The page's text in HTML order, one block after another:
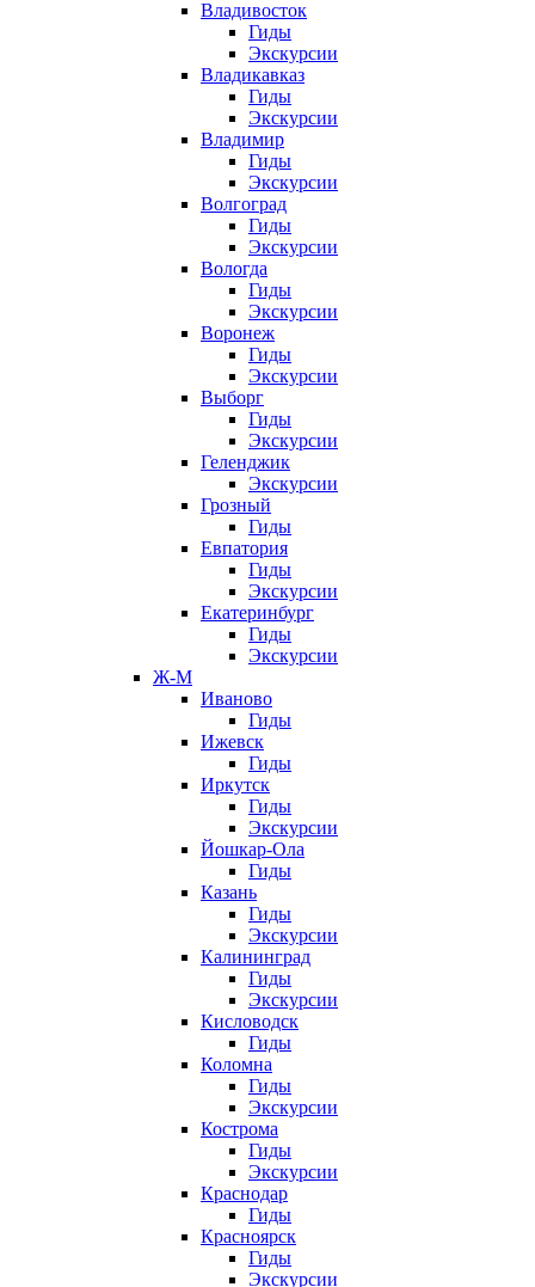
Владивосток
Гиды
Экскурсии
Владикавказ
Гиды
Экскурсии
Владимир
Гиды
Экскурсии
Волгоград
Гиды
Экскурсии
Вологда
Гиды
Экскурсии
Воронеж
Гиды
Экскурсии
Выборг
Гиды
Экскурсии
Геленджик
Экскурсии
Грозный
Гиды
Евпатория
Гиды
Экскурсии
Екатеринбург
Гиды
Экскурсии
Ж-М
Иваново
Гиды
Ижевск
Гиды
Иркутск
Гиды
Экскурсии
Йошкар-Ола
Гиды
Казань
Гиды
Экскурсии
Калининград
Гиды
Экскурсии
Кисловодск
Гиды
Коломна
Гиды
Экскурсии
Кострома
Гиды
Экскурсии
Краснодар
Гиды
Красноярск
Гиды
Экскурсии